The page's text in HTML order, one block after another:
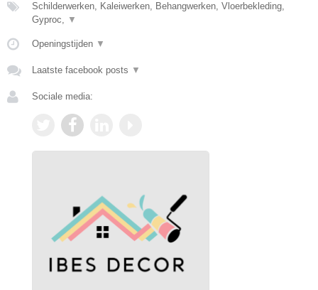
Schilderwerken, Kaleiwerken, Behangwerken, Vloerbekleding,
Gyproc, ▼
Openingstijden ▼
Laatste facebook posts ▼
Sociale media: